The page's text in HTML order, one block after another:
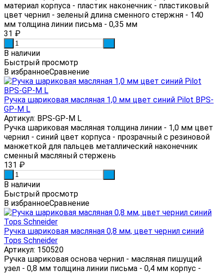
материал корпуса - пластик наконечник - пластиковый
цвет чернил - зеленый длина сменного стержня - 140
мм толщина линии письма - 0,35 мм
31 ₽
В наличии
Быстрый просмотр
В избранноеСравнение
Ручка шариковая масляная 1,0 мм цвет синий Pilot BPS-
GP-M L
Артикул: BPS-GP-M L
Ручка шариковая масляная толщина линии - 1,0 мм цвет
чернил - синий цвет корпуса - прозрачный с резиновой
манжеткой для пальцев металлический наконечник
сменный масляный стержень
131 ₽
В наличии
Быстрый просмотр
В избранноеСравнение
Ручка шариковая масляная 0,8 мм, цвет чернил синий
Tops Schneider
Артикул: 150520
Ручка шариковая основа чернил - масляная пишущий
узел - 0,8 мм толщина линии письма - 0,4 мм корпус -